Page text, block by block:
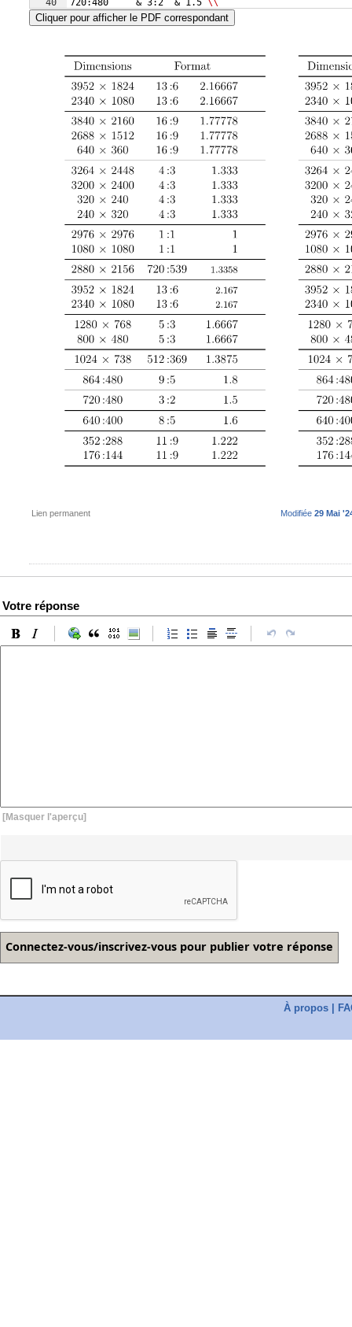
40
41
720:480     & 3:2  & 1.5 \\
\midrule
Cliquer pour afficher le PDF correspondant
Lien permanent Modifiée 29 Mai
Votre réponse
[Masquer l'aperçu]
À propos